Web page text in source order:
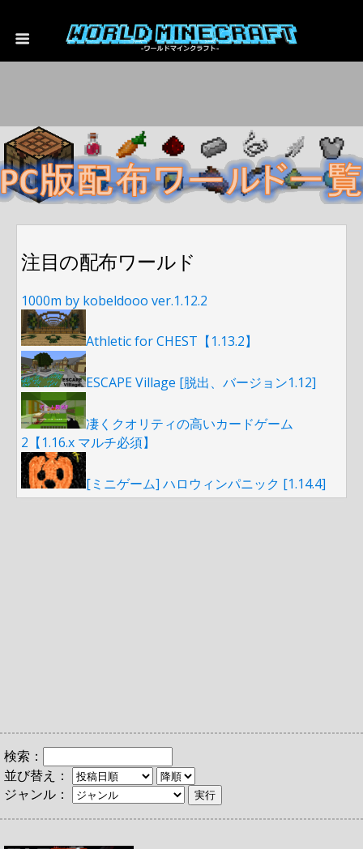
注目の配布ワールド
1000m by kobeldooo ver.1.12.2
Athletic for CHEST【1.13.2】
ESCAPE Village [脱出、バージョン1.12]
凄くクオリティの高いカードゲーム
2【1.16.x マルチ必須】
[ミニゲーム] ハロウィンパニック [1.14.4]
検索：
並び替え：
ジャンル：